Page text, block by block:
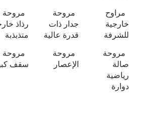
مراوح
خارجية
للشرفة
مروحة
جدار ذات
قدرة عالية
مروحة
رذاذ
متذبذبة
مروحة
صالة
رياضية
دوارة
مروحة
الإعصار
مروحة
سقف